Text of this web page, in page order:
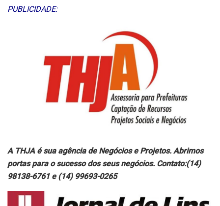
PUBLICIDADE:
A THJA é sua agência de Negócios e Projetos. Abrimos
portas para o sucesso dos seus negócios. Contato:(14)
98138-6761 e (14) 99693-0265